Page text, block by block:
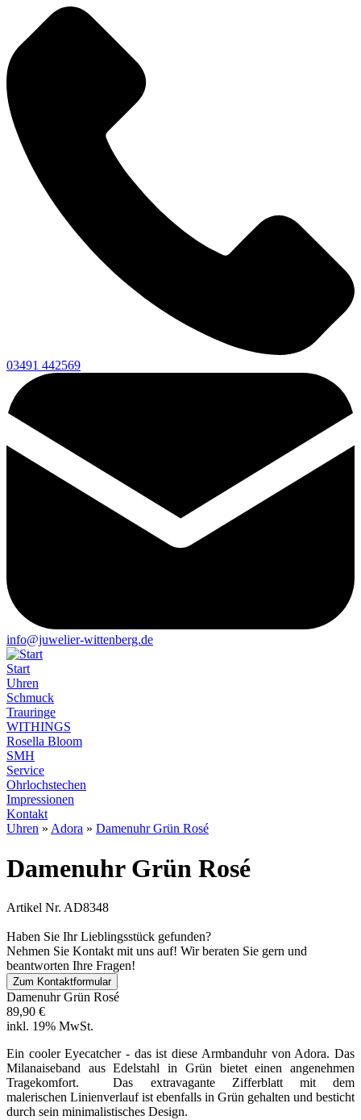
03491 442569
info@juwelier-wittenberg.de
Start
Uhren
Schmuck
Trauringe
WITHINGS
Rosella Bloom
SMH
Service
Ohrlochstechen
Impressionen
Kontakt
Uhren » Adora » Damenuhr Grün Rosé
Damenuhr Grün Rosé
Artikel Nr. AD8348
Haben Sie Ihr Lieblingsstück gefunden?
Nehmen Sie Kontakt mit uns auf! Wir beraten Sie gern und
beantworten Ihre Fragen!
Zum Kontaktformular
Damenuhr Grün Rosé
89,90 €
inkl. 19% MwSt.
Ein cooler Eyecatcher - das ist diese Armbanduhr von Adora. Das
Milanaiseband aus Edelstahl in Grün bietet einen angenehmen
Tragekomfort. Das extravagante Zifferblatt mit dem
malerischen Linienverlauf ist ebenfalls in Grün gehalten und besticht
durch sein minimalistisches Design.